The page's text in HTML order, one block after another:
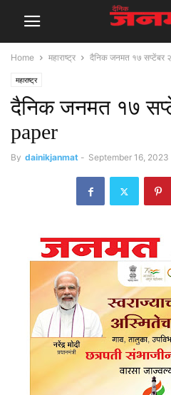
Home महाराष्ट्र दैनिक जनमत १७ सप्टेंबर
महाराष्ट्र
दैनिक जनमत १७
paper
By dainikjanmat - September 16, 2023